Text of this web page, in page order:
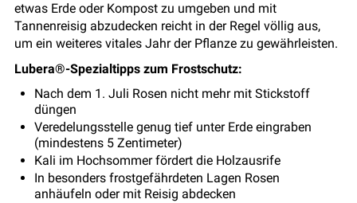
etwas Erde oder Kompost zu umgeben und mit
Tannenreisig abzudecken reicht in der Regel völlig aus,
um ein weiteres vitales Jahr der Pflanze zu gewährleisten.
Lubera®-Spezialtipps zum Frostschutz:
Nach dem 1. Juli Rosen nicht mehr mit Stickstoff
düngen
Veredelungsstelle genug tief unter Erde eingraben
(mindestens 5 Zentimeter)
Kali im Hochsommer fördert die Holzausrife
In besonders frostgefährdeten Lagen Rosen
anhäufeln oder mit Reisig abdecken